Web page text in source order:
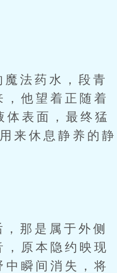
法药水，段青
他望着正随着
体表面，最终猛
来休息静养的静
那是属于外侧
原本隐约映现
瞬间消失，将